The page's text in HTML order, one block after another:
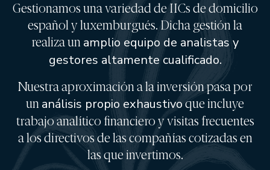
EDM International - Latin American Equity Fund
EDM International - American Growth
EDM International - Sustainable Global Equity Fund
EDM Renta Variable Internacional FI
EDM Pointer SA SIL
RENTA FIJA
EDM Ahorro FI
EDM Renta FI
EDM International - Credit Portfolio
Gestionamos una variedad de IICs de domicilio
español y luxemburgués. Dicha gestión la
realiza un amplio equipo de analistas y
gestores altamente cualificado.
Nuestra aproximación a la inversión pasa por
un análisis propio exhaustivoque incluye
trabajo analítico financiero y visitas frecuentes
a los directivos de las compañías cotizadas en
las que invertimos.